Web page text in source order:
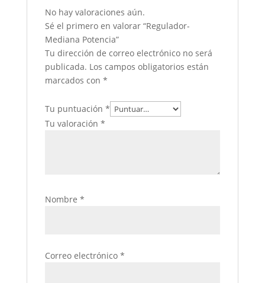
No hay valoraciones aún.
Sé el primero en valorar “Regulador-
Mediana Potencia”
Tu dirección de correo electrónico no será
publicada. Los campos obligatorios están
marcados con *
Tu puntuación *
Tu valoración *
Nombre *
Correo electrónico *